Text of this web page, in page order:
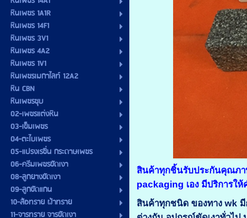
หินเพชร 1A1R
หินเพชร 14F1
หินเพชร 3V1
หินเพชร 4A2
หินเพชร 1V1
หินเพชรเมกาไลท์ 12A2
หิน CBN
หินเพชรชุบ
02-เพชรแต่งหิน
03-เข็มเพชร
04-ตะไบเพชร
05-แปรงเรซิ่น กระดาษเพชร
06-ครีมเพชรขัดเงา
08-ลูกยางขัดเงา
09-ลูกขัดแกน
10-ล้อทราย ผ้าทราย
11-จารทราย จารขัดเงา
สินค้าทุกชิ้นรับประกันคุณภา
packaging เอง มีปริการใ
สินค้าทุกชนิด ของทาง wk มี